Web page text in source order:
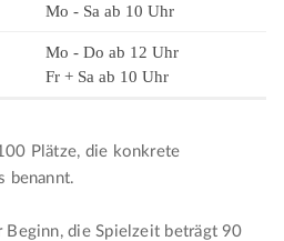
Mo - Sa ab 10 Uhr
Mo - Do ab 12 Uhr
Fr + Sa ab 10 Uhr
Plätze, die konkrete
benannt.
die Spielzeit beträgt 90